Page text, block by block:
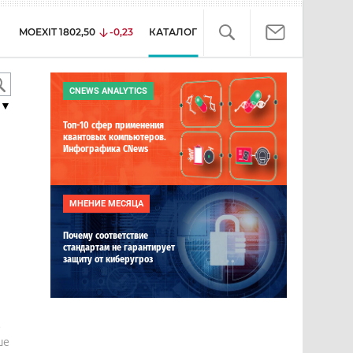
MOEXIT 1802,50 -0,23 КАТАЛОГ
CNEWS ANALYTICS
Топ-10 сфер применения
квантовых компьютеров.
Инфографика CNews
МНЕНИЕ МЕСЯЦА
Почему соответствие
стандартам не гарантирует
защиту от киберугроз